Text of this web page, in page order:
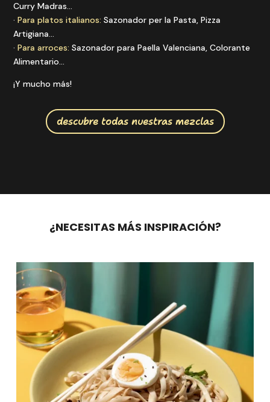
Curry Madras…
·Para platos italianos: Sazonador per la Pasta, Pizza
Artigiana…
· Para arroces: Sazonador para Paella Valenciana, Colorante
Alimentario…
¡Y mucho más!
descubre todas nuestras mezclas
¿NECESITAS MÁS INSPIRACIÓN?